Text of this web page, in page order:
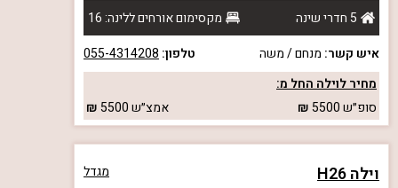
5 חדרי שינה
מקסימום אורחים ללינה: 16
איש קשר: מנחם / משה טלפון: 055-4314208
מחיר לוילה החל מ:
סופ״ש5500 אמצ״ש5500
וילה H26 מגדל